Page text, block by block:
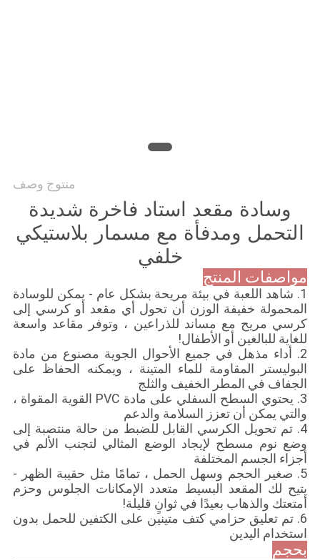
منتوج وصف
وسادة مقعد استاد فاخرة شديدة
التحمل ومدفأة مع مسمار بلاستيكي
خلفي
مواصفات المنتج
1. شاهد اللعبة في بيئة مريحة بشكل عام - يمكن للوسادة
المحمولة خفيفة الوزن أن تحول أي مقعد أو كرسي إلى
كرسي مريح مع مساند للذراعين ، وتوفر مقاعد واسعة
للغاية للبالغين أو الأطفال!
2. أداء مذهل في جميع الأحوال الجوية مصنوع من مادة
البوليستر المقاومة للماء المتينة ، ويمكنه الحفاظ على
الجفاف في المطر الخفيف والثلج
3. يحتوي السطح السفلي على مادة PVC القوية المقواة ،
والتي يمكن أن تعزز السلامة والدعم
4. تم تحويل الكرسي القابل للضبط من حالة منتصبة إلى
وضع نوم مسطح لإيجاد الوضع المثالي لتجنب الألم في
أجزاء الجسم المختلفة
5. صغير الحجم وسهل الحمل ، تمامًا مثل حقيبة الظهر -
يتيح لك المقعد البسيط متعدد الإمكانات الجلوس وحزم
أمتعتك والذهاب بعيدًا في ثوانٍ قليلة!
6. تم تعليق حزامي كتف متينين على الكتفين للحمل بدون
استخدام اليدين
بحجم